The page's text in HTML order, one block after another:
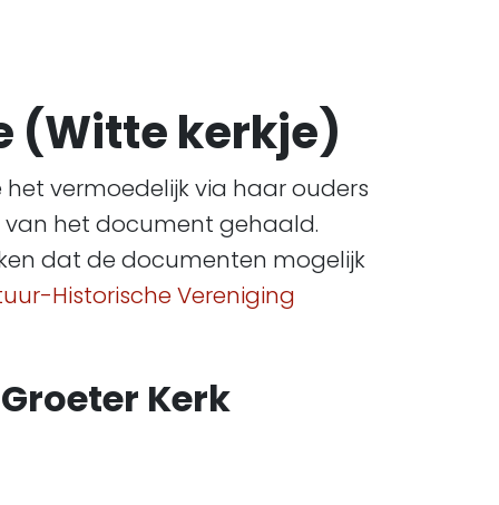
(Witte kerkje)
vermoedelijk via haar ouders
van het document gehaald.
dat de documenten mogelijk
Historische Vereniging
Kerk